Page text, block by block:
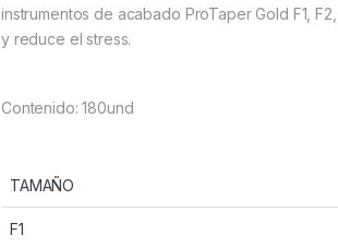
instrumentos de acabado ProTaper Gold F1,
y reduce el stress.
Contenido: 180und
TAMAÑO
F1